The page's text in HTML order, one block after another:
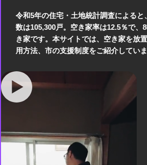
令和5年の住宅・土地統計調査によると
数は105,300戸。空き家率は12.5％で、
き家です。本サイトでは、空き家を放
用方法、市の支援制度をご紹介していま